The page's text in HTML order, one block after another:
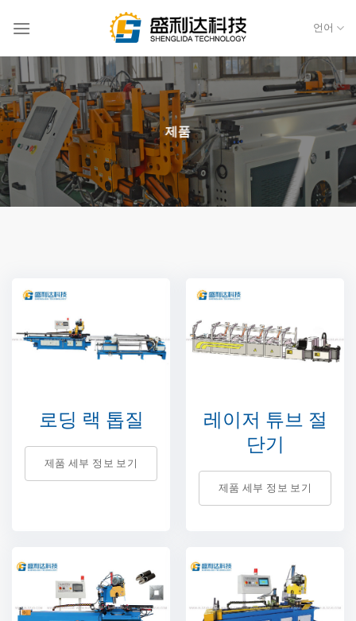
로
건
너
뛰
기
언어
제품
로딩 랙 톱질
제품 세부 정보 보기
레이저 튜브 절
단기
제품 세부 정보 보기